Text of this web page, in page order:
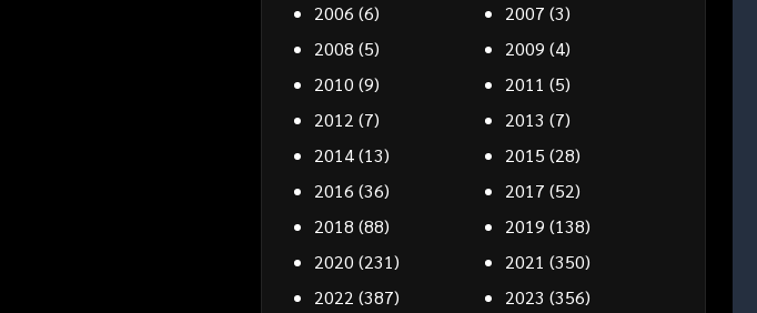
2006 (6) 2007 (3)
2008 (5) 2009 (4)
2010 (9) 2011 (5)
2012 (7) 2013 (7)
2014(13) 2015 (28)
2016 (36) 2017 (52)
2018 (88) 2019 (138)
2020 (231) 2021 (350)
2022 (387) 2023 (356)